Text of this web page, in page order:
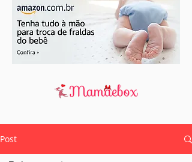
Post